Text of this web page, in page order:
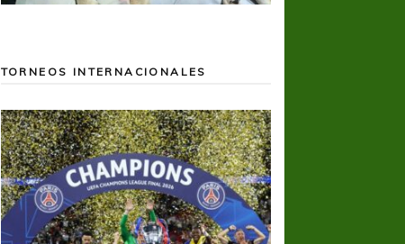
TORNEOS INTERNACIONALES